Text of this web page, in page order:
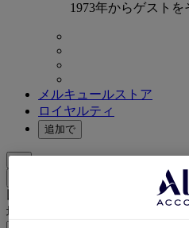
1973年からゲスト
メルキュールストア
ロイヤルティ
追加で
地域